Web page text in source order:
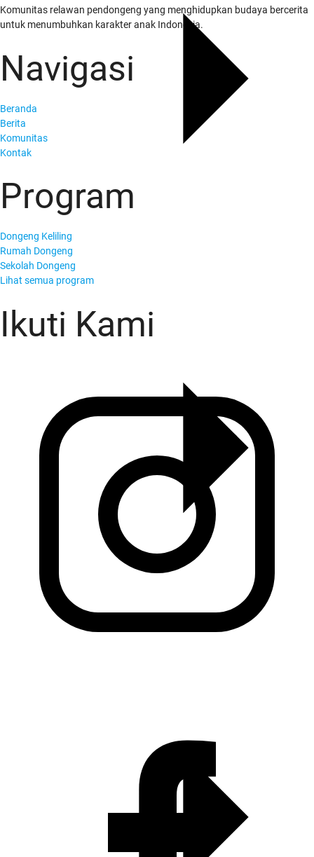
KADO Team
Komunitas relawan pendongeng yang menghidupkan budaya bercerita
untuk menumbuhkan karakter anak Indonesia.
Navigasi
Beranda
Berita
Komunitas
Kontak
Program
Dongeng Keliling
Rumah Dongeng
Sekolah Dongeng
Lihat semua program
Ikuti Kami